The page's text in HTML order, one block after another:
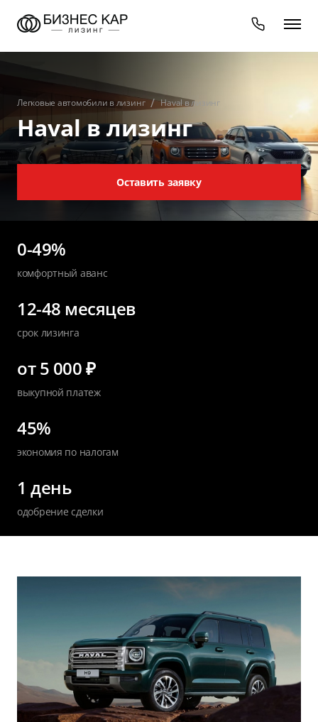
Легковые автомобили в лизинг Haval в лизинг
Haval в лизинг
Оставить заявку
0-49%
комфортный аванс
12-48 месяцев
срок лизинга
от 5 000 ₽
выкупной платеж
45%
экономия по налогам
1 день
одобрение сделки